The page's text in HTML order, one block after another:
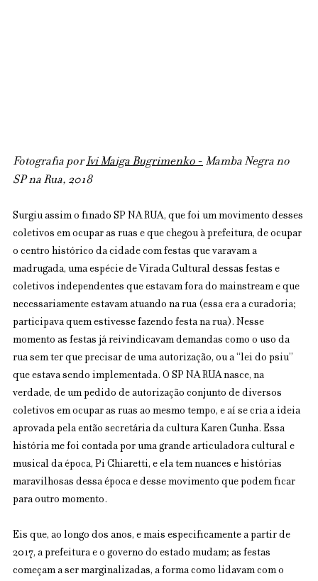
Fotografia por Ivi Maiga Bugrimenko - Mamba Negra no
SP na Rua, 2018
Surgiu assim o finado SP NA RUA, que foi um movimento desses
coletivos em ocupar as ruas e que chegou à prefeitura, de ocupar
o centro histórico da cidade com festas que varavam a
madrugada, uma espécie de Virada Cultural dessas festas e
coletivos independentes que estavam fora do mainstream e que
necessariamente estavam atuando na rua (essa era a curadoria;
participava quem estivesse fazendo festa na rua). Nesse
momento as festas já reivindicavam demandas como o uso da
rua sem ter que precisar de uma autorização, ou a “lei do psiu”
que estava sendo implementada. O SP NA RUA nasce, na
verdade, de um pedido de autorização conjunto de diversos
coletivos em ocupar as ruas ao mesmo tempo, e aí se cria a ideia
aprovada pela então secretária da cultura Karen Cunha. Essa
história me foi contada por uma grande articuladora cultural e
musical da época, Pi Chiaretti, e ela tem nuances e histórias
maravilhosas dessa época e desse movimento que podem ficar
para outro momento.
Eis que, ao longo dos anos, e mais especificamente a partir de
2017, a prefeitura e o governo do estado mudam; as festas
começam a ser marginalizadas, a forma como lidavam com o